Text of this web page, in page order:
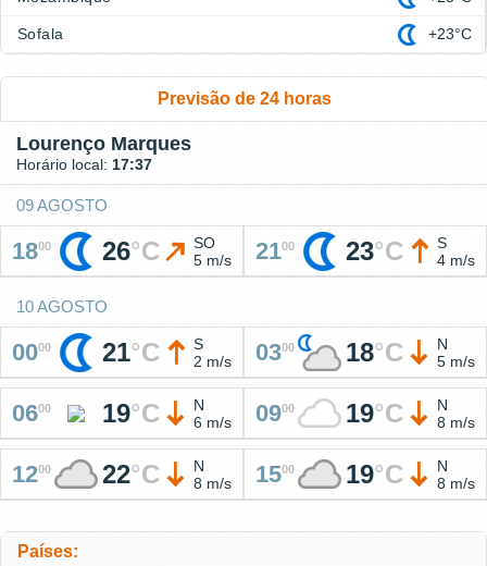
Sofala +23°C
Previsão de 24 horas
Lourenço Marques
Horário local: 17:37
09 AGOSTO
1800 26°C
SO
5 m/s
2100 23°C
S
4 m/s
10 AGOSTO
0000 21°C
S
2 m/s
0300 18°C
N
5 m/s
0600 19°C
N
6 m/s
0900 19°C
N
8 m/s
1200 22°C
N
8 m/s
1500 19°C
N
8 m/s
Países: